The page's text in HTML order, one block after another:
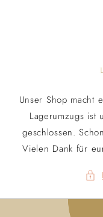
Unser Shop macht
Lagerumzugs ist
geschlossen.
Vielen Dank für